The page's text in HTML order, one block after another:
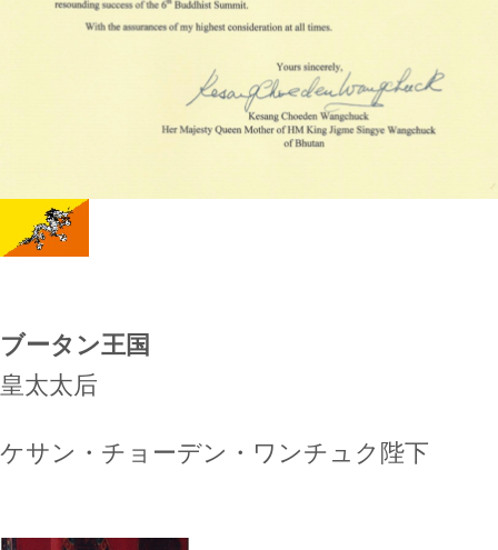
ブータン王国
皇太太后
ケサン・チョーデン・ワンチュク陛下